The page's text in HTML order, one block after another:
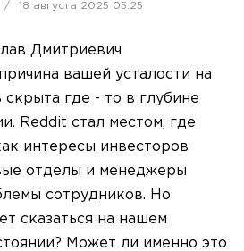
/ 18 августа 2025 05:25
Дмитриевич
вашей усталости на
где - то в глубине
Reddit стал местом, где
интересы инвесторов
отделы и менеджеры
сотрудников. Но
сказаться на нашем
Может ли именно это